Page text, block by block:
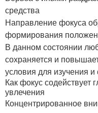
средства
Направление фокуса
формирования
В данном состоянии
сохраняется и
условия для изучения и
Как фокус содействует
увлечения
Концентрированное